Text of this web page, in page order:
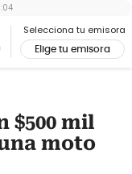
Selecciona tu emisora
Elige tu emisora
$500 mil
moto